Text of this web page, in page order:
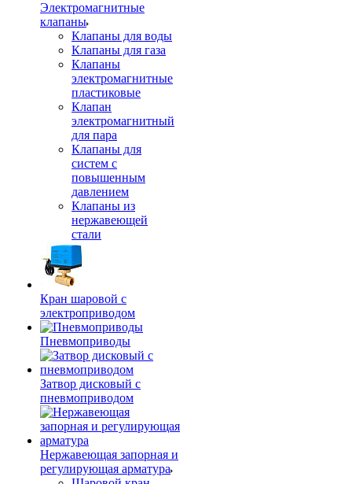
Электромагнитные
клапаны
Клапаны для воды
Клапаны для газа
Клапаны
электромагнитные
пластиковые
Клапан
электромагнитный
для пара
Клапаны для
систем с
повышенным
давлением
Клапаны из
нержавеющей
стали
Кран шаровой с
электроприводом
Пневмоприводы
Затвор дисковый с
пневмоприводом
Нержавеющая запорная и
регулирующая арматура